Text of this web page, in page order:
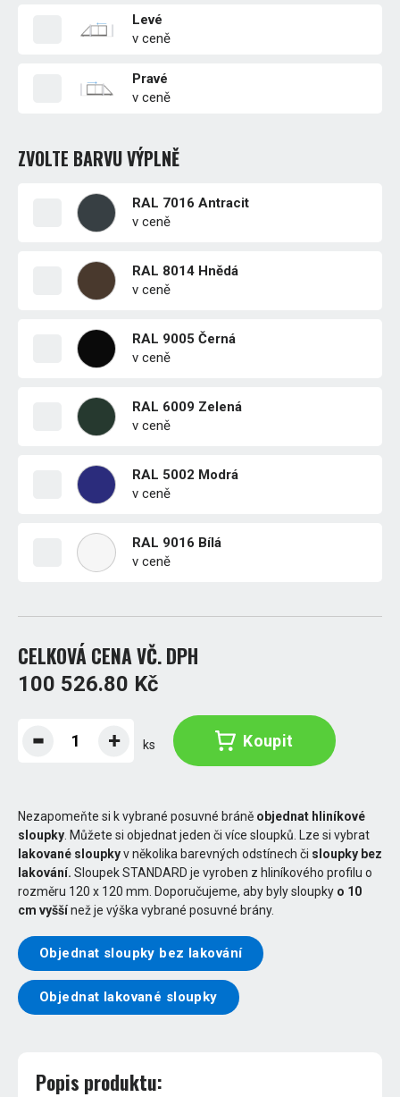
Levé
v ceně
Pravé
v ceně
ZVOLTE BARVU VÝPLNĚ
RAL 7016 Antracit
v ceně
RAL 8014 Hnědá
v ceně
RAL 9005 Černá
v ceně
RAL 6009 Zelená
v ceně
RAL 5002 Modrá
v ceně
RAL 9016 Bílá
v ceně
CELKOVÁ CENA VČ. DPH
100 526.80 Kč
ks Koupit
Nezapomeňte si k vybrané posuvné bráně objednat hliníkové
sloupky . Můžete si objednat jeden či více sloupků. Lze si vybrat
lakované sloupkyv několika barevných odstínech či sloupky bez
lakování. Sloupek STANDARD je vyroben z hliníkového profilu o
rozměru 120 x 120 mm. Doporučujeme, aby byly sloupky o 10
cm vyššínež je výška vybrané posuvné brány.
Objednat sloupky bez lakování
Objednat lakované sloupky
Popis produktu: